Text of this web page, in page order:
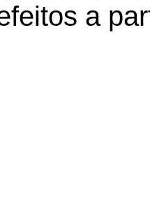
a